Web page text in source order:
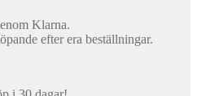
Klarna.
efter era beställningar.